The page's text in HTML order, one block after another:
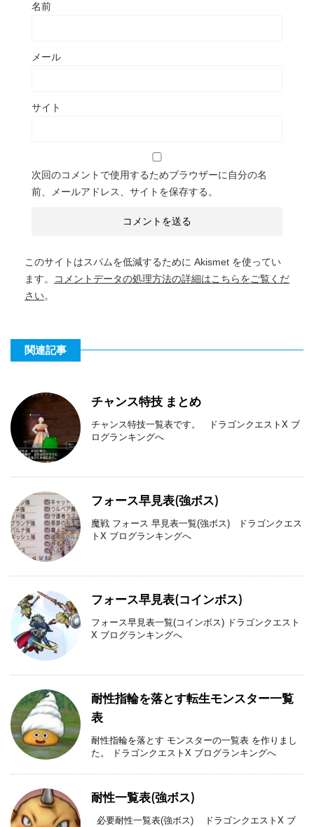
名前
メール
サイト
次回のコメントで使用するためブラウザーに自分の名
前、メールアドレス、サイトを保存する。
このサイトはスパムを低減するために Akismet を使ってい
ます。
コメントデータの処理方法の詳細はこちらをご覧くだ
さい。
関連記事
チャンス特技 まとめ
チャンス特技一覧表です。 ドラゴンクエストX ブ
ログランキングへ
フォース早見表(強ボス)
魔戦 フォース 早見表一覧(強ボス) ドラゴンクエス
トX ブログランキングへ
フォース早見表(コインボス)
フォース早見表一覧(コインボス) ドラゴンクエスト
X ブログランキングへ
耐性指輪を落とす転生モンスター一覧
表
耐性指輪を落とす モンスターの一覧表 を作りまし
た。 ドラゴンクエストX ブログランキングへ
耐性一覧表(強ボス)
必要耐性一覧表(強ボス) ドラゴンクエストX ブ